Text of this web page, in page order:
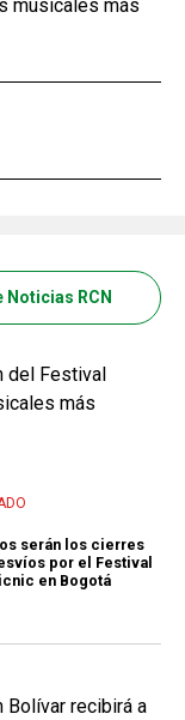
musicales más
Noticias RCN
del Festival
más
serán los cierres
por el Festival
en Bogotá
Bolívar recibirá a